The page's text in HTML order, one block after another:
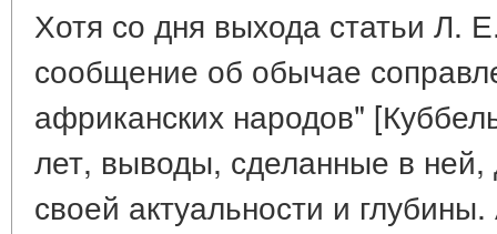
Хотя со дня выхода статьи Л.
сообщение об обычае
африканских народов"
лет, выводы, сделанные в ней,
своей актуальности и